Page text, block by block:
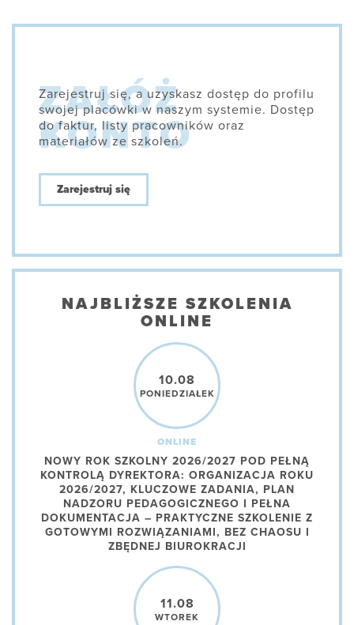
Zarejestruj się, a uzyskasz dostęp do profilu
swojej placówki w naszym systemie. Dostęp
do faktur, listy pracowników oraz
materiałów ze szkoleń.
Zarejestruj się
NAJBLIŻSZE SZKOLENIA
ONLINE
10.08
PONIEDZIAŁEK
ONLINE
NOWY ROK SZKOLNY 2026/2027 POD PEŁNĄ
KONTROLĄ DYREKTORA: ORGANIZACJA ROKU
2026/2027, KLUCZOWE ZADANIA, PLAN
NADZORU PEDAGOGICZNEGO I PEŁNA
DOKUMENTACJA – PRAKTYCZNE SZKOLENIE Z
GOTOWYMI ROZWIĄZANIAMI, BEZ CHAOSU I
ZBĘDNEJ BIUROKRACJI
11.08
WTOREK